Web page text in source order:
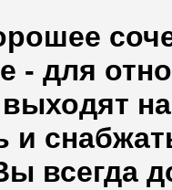
- для
и
всегда